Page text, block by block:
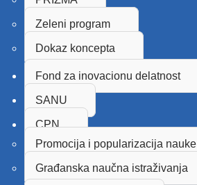
Zeleni program
Dokaz koncepta
Fond za inovacionu delatnost
SANU
CPN
Promocija i popularizacija nauke
Građanska naučna istraživanja